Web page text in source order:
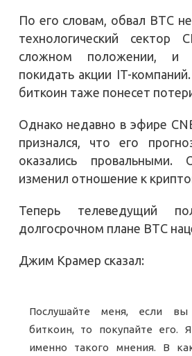
По его словам, обвал BTC
технологический сектор
сложном положении, и
покидать акции IT-
биткоин таже понесет
Однако недавно в эфире
признался, что его
оказались провальными.
изменил отношение к
Теперь телеведущий
долгосрочном плане BTC
Джим Крамер сказал:
Послушайте меня, если вы
биткоин, то покупайте его.
именно такого мнения. В